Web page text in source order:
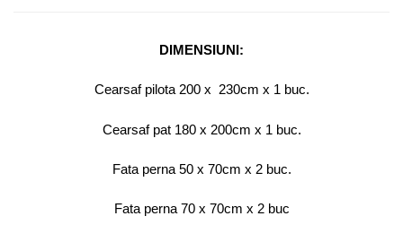
DIMENSIUNI:
Cearsaf pilota 200 x 230cm x 1 buc.
Cearsaf pat 180 x 200cm x 1 buc.
Fata perna 50 x 70cm x 2 buc.
Fata perna 70 x 70cm x 2 buc